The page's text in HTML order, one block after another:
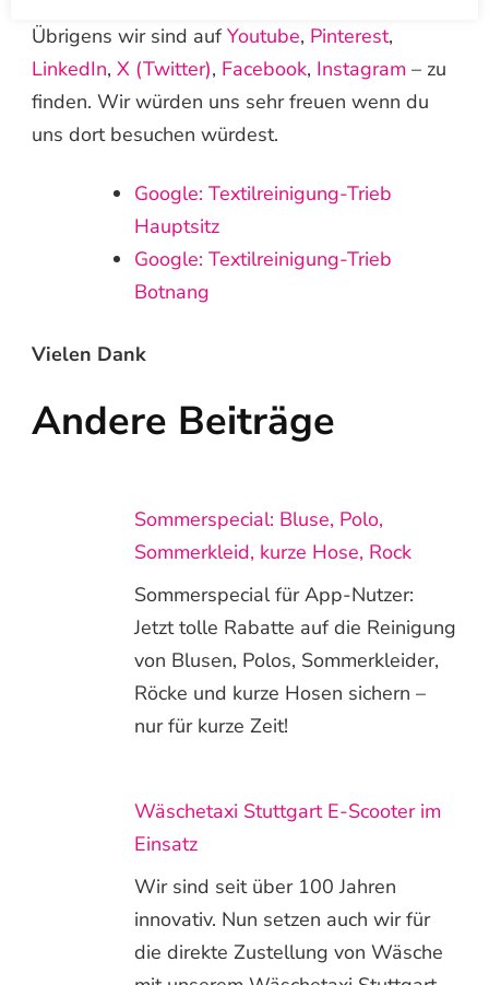
Übrigens wir sind aufYoutube, Pinterest,
LinkedIn, X (Twitter), Facebook, Instagram – zu
finden. Wir würden uns sehr freuen wenn du
uns dort besuchen würdest.
Google: Textilreinigung-Trieb
Hauptsitz
Google: Textilreinigung-Trieb
Botnang
Vielen Dank
Andere Beiträge
Sommerspecial: Bluse, Polo,
Sommerkleid, kurze Hose, Rock
Sommerspecial für App-Nutzer:
Jetzt tolle Rabatte auf die Reinigung
von Blusen, Polos, Sommerkleider,
Röcke und kurze Hosen sichern –
nur für kurze Zeit!
Wäschetaxi Stuttgart E-Scooter im
Einsatz
Wir sind seit über 100 Jahren
innovativ. Nun setzen auch wir für
die direkte Zustellung von Wäsche